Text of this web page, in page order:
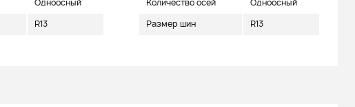
Одноосный
R13
Количество осей Одноосный
Размер шин R13